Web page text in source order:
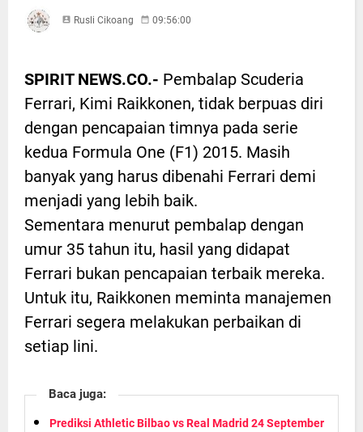
Rusli Cikoang 09:56:00
SPIRIT NEWS.CO.- Pembalap Scuderia
Ferrari, Kimi Raikkonen, tidak berpuas diri
dengan pencapaian timnya pada serie
kedua Formula One (F1) 2015. Masih
banyak yang harus dibenahi Ferrari demi
menjadi yang lebih baik.
Sementara menurut pembalap dengan
umur 35 tahun itu, hasil yang didapat
Ferrari bukan pencapaian terbaik mereka.
Untuk itu, Raikkonen meminta manajemen
Ferrari segera melakukan perbaikan di
setiap lini.
Baca juga:
Prediksi Athletic Bilbao vs Real Madrid 24 September